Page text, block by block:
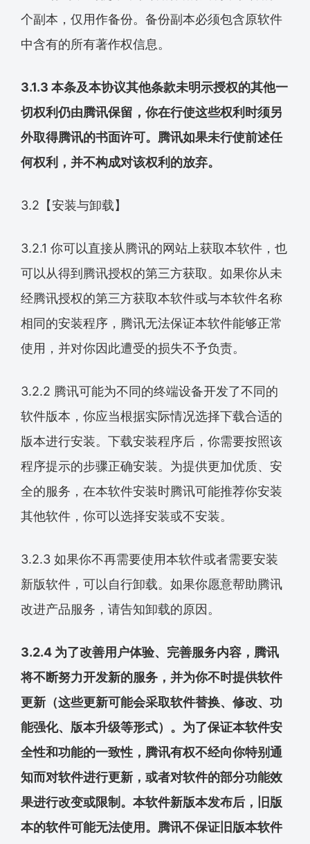
个副本，仅用作备份。备份副本必须包含原软件
中含有的所有著作权信息。
3.1.3 本条及本协议其他条款未明示授权的其他一
切权利仍由腾讯保留，你在行使这些权利时须另
外取得腾讯的书面许可。腾讯如果未行使前述任
何权利，并不构成对该权利的放弃。
3.2【安装与卸载】
3.2.1 你可以直接从腾讯的网站上获取本软件，也
可以从得到腾讯授权的第三方获取。如果你从未
经腾讯授权的第三方获取本软件或与本软件名称
相同的安装程序，腾讯无法保证本软件能够正常
使用，并对你因此遭受的损失不予负责。
3.2.2 腾讯可能为不同的终端设备开发了不同的
软件版本，你应当根据实际情况选择下载合适的
版本进行安装。下载安装程序后，你需要按照该
程序提示的步骤正确安装。为提供更加优质、安
全的服务，在本软件安装时腾讯可能推荐你安装
其他软件，你可以选择安装或不安装。
3.2.3 如果你不再需要使用本软件或者需要安装
新版软件，可以自行卸载。如果你愿意帮助腾讯
改进产品服务，请告知卸载的原因。
3.2.4 为了改善用户体验、完善服务内容，腾讯
将不断努力开发新的服务，并为你不时提供软件
更新（这些更新可能会采取软件替换、修改、功
能强化、版本升级等形式）。为了保证本软件安
全性和功能的一致性，腾讯有权不经向你特别通
知而对软件进行更新，或者对软件的部分功能效
果进行改变或限制。本软件新版本发布后，旧版
本的软件可能无法使用。腾讯不保证旧版本软件